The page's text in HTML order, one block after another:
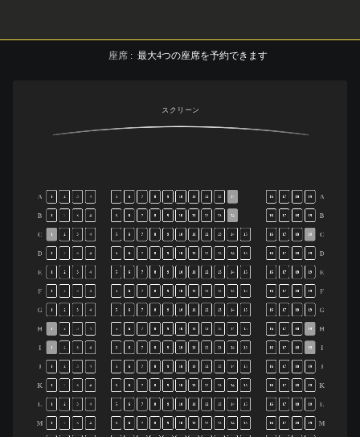
座席 : 最大4つの座席を予約できます
スクリーン
A
B
C
D
E
F
G
H
I
J
K
L
M
A
B
C
D
E
F
G
H
I
J
K
L
M
1 2 3 4 5 6 7 8 9 10 11 12 13 14 16 17 18 19
1 2 3 4 5 6 7 8 9 10 11 12 13 14 16 17 18 19
1 2 3 4 5 6 7 8 9 10 11 12 13 14 15 16 17 18 19
1 2 3 4 5 6 7 8 9 10 11 12 13 14 15 16 17 18 19
2 3 4 5 6 7 8 9 10 12 13 14 15 16 17 18 19
1 2 3 4 5 6 7 8 9 10 11 12 13 14 15 16 17 18 19
2 3 4 5 6 7 8 9 10 12 13 14 15 16 17 18 19
1 2 3 4 5 6 7 8 9 10 11 12 13 14 15 16 17 18 19
2 3 5 6 7 9 10 11 12 13 14 15 16 17 18
1 2 3 4 5 6 7 8 9 10 11 12 13 14 15 16 17 18 19
1 2 3 4 5 6 7 8 9 10 11 12 13 14 15 16 17 18 19
1 2 3 4 5 6 7 8 9 10 11 12 13 14 15 16 17 18 19
1 2 3 4 5 6 7 8 9 10 11 12 13 14 15 16 17 18 19